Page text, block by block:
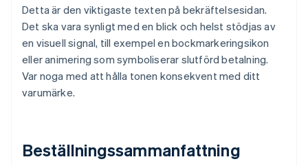
Detta är den viktigaste texten på bekräftelsesidan.
Det ska vara synligt med en blick och helst stödjas av
en visuell signal, till exempel en bockmarkeringsikon
eller animering som symboliserar slutförd betalning.
Var noga med att hålla tonen konsekvent med ditt
varumärke.
Beställningssammanfattning